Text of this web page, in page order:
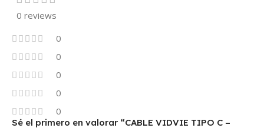
0 reviews
0
0
0
0
0
Sé el primero en valorar “CABLE VIDVIE TIPO C –